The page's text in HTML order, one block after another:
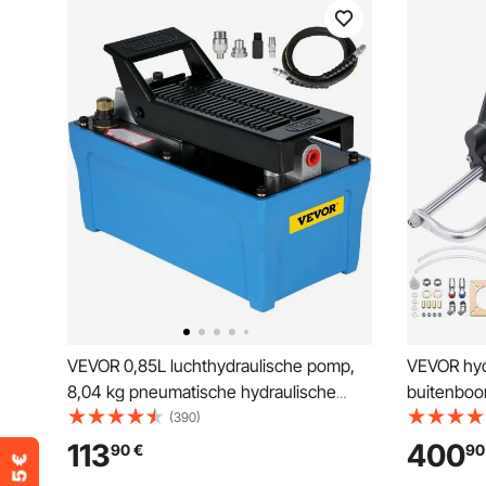
VEVOR 0,85L luchthydraulische pomp,
8,04 kg pneumatische hydraulische
voetpomp 10.000 lbs, hydraulische
luchtpomp, hydraulische voetpomp,
centrifugaalpomp autoreparatie blauw
(390)
11390€
VEVOR
voet
40090